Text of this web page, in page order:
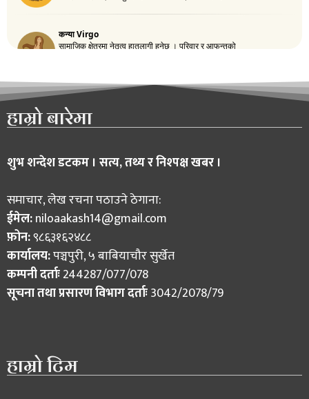
हाम्रो बारेमा
शुभ शन्देश डटकम । सत्य, तथ्य र निश्पक्ष खबर ।
समाचार, लेख रचना पठाउने ठेगाना:
ईमेल:niloaakash14@gmail.com
फ़ोन:९८६३१६२४८८
कार्यालय:पञ्चपुरी, ५ बाबियाचौर सुर्खेत
कम्पनी दर्ताः244287/077/078
सूचना तथा प्रसारण विभाग दर्ताः3042/2078/79
हाम्रो टिम